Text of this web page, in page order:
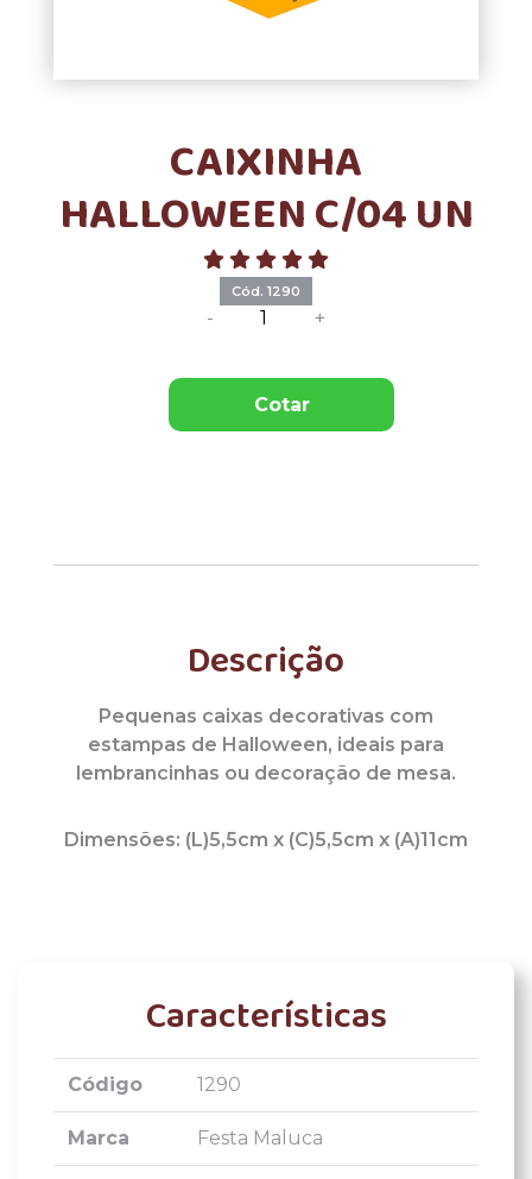
CAIXINHA
HALLOWEEN C/04 UN
Cód. 1290
- +
Cotar
Descrição
Pequenas caixas decorativas com
estampas de Halloween, ideais para
lembrancinhas ou decoração de mesa.
Dimensões: (L)5,5cm x (C)5,5cm x (A)11cm
Características
Código 1290
Marca Festa Maluca